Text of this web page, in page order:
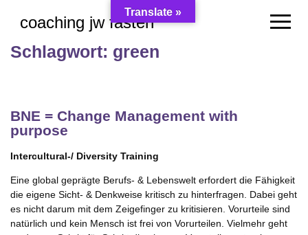
coaching jw fasten
Schlagwort: green
BNE = Change Management with
purpose
Intercultural-/ Diversity Training
Eine global geprägte Berufs- & Lebenswelt erfordert die Fähigkeit
die eigene Sicht- & Denkweise kritisch zu hinterfragen. Dabei geht
es nicht darum mit dem Zeigefinger zu kritisieren. Vorurteile sind
natürlich und kein Mensch ist frei von Vorurteilen. Vielmehr geht
Translate »